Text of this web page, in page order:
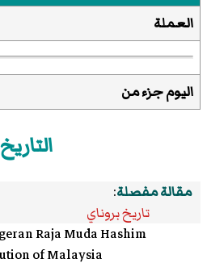
العملة
اليوم جزء من
التاريخ
مقالة مفصلة:
تاريخ بروناي
Raja Muda Hashim.
of Malaysia